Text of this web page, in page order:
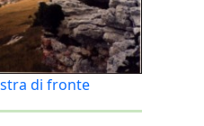
di fronte